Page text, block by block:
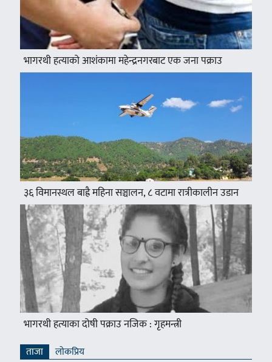
भागरथी हत्याको आशंकामा महेन्द्रनगरबाट एक जना पक्राउ
३६ विमानस्थल बाह्रै महिना सञ्चालन, ८ वटामा रात्रीकालीन उडान
भागरथी हत्याका दोषी पक्राउ नजिक : गृहमन्त्री
ताजा लाेकप्रिय